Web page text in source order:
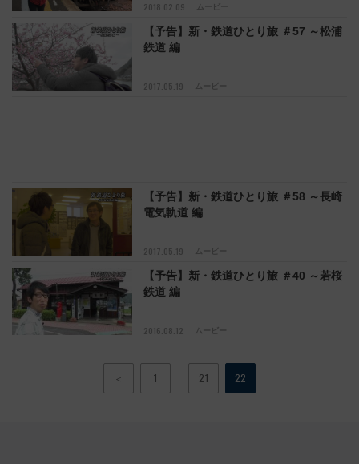
2018.02.09 ムービー
2017.05.19 ムービー
【予告】新・鉄道ひとり旅 ＃57 ～松浦
鉄道 編
2017.05.19 ムービー
【予告】新・鉄道ひとり旅 ＃58 ～長崎
電気軌道 編
2016.08.12 ムービー
【予告】新・鉄道ひとり旅 ＃40 ～若桜
鉄道 編
＜ 1 21 22